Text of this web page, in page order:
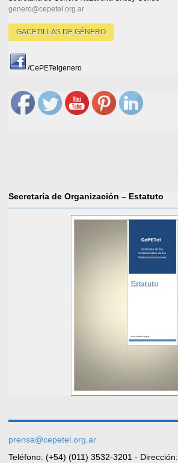
genero@cepetel.org.ar
GACETILLAS DE GÉNERO
/CePETelgenero
Secretaría de Organización – Estatuto
prensa@cepetel.org.ar
Teléfono: (+54) (011) 3532-3201 - Dirección: